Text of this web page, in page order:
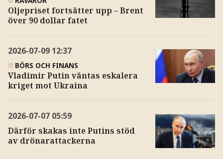
Oljepriset fortsätter upp – Brent
över 90 dollar fatet
2026-07-09 12:37
BÖRS OCH FINANS
Vladimir Putin väntas eskalera
kriget mot Ukraina
2026-07-07 05:59
Därför skakas inte Putins stöd
av drönarattackerna